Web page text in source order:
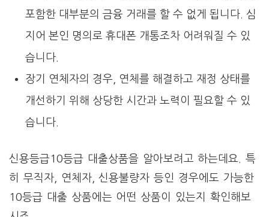
포함한 대부분의 금융 거래를 할 수 없게 됩니다. 심
지어 본인 명의로 휴대폰 개통조차 어려워질 수 있
습니다.
장기 연체자의 경우, 연체를 해결하고 재정 상태를
개선하기 위해 상당한 시간과 노력이 필요할 수 있
습니다.
신용등급10등급 대출상품을 알아보려고 하는데요. 특
히 무직자, 연체자, 신용불량자 등인 경우에도 가능한
10등급 대출 상품에는 어떤 상품이 있는지 확인해보